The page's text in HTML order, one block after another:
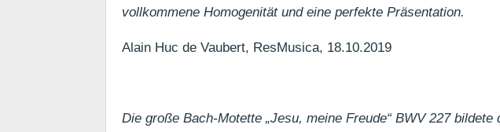
vollkommene Homogenität und eine perfekte Präsentation.
Alain Huc de Vaubert, ResMusica, 18.10.2019
Die große Bach-Motette „Jesu, meine Freude“ BWV 227